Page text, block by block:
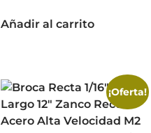
Añadir al carrito
¡Oferta!